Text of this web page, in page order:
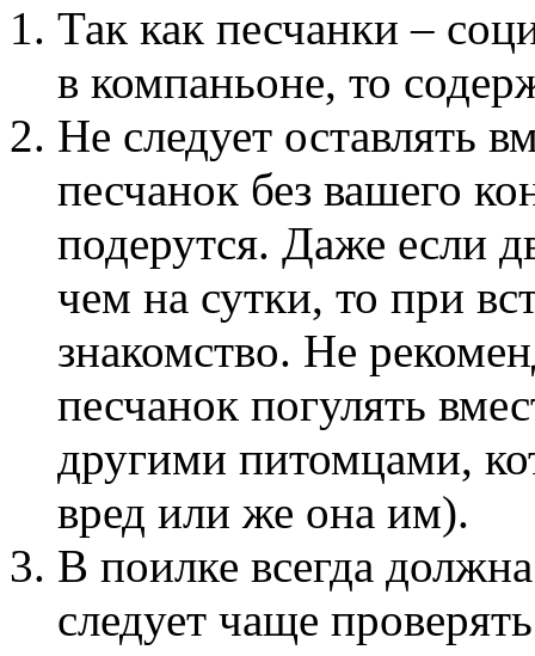
Так как песчанки –
в компаньоне, то
Не следует оставлять
песчанок без вашего
подерутся. Даже если
чем на сутки, то при
знакомство. Не
песчанок погулять
другими питомцами,
вред или же она им).
В поилке всегда
следует чаще